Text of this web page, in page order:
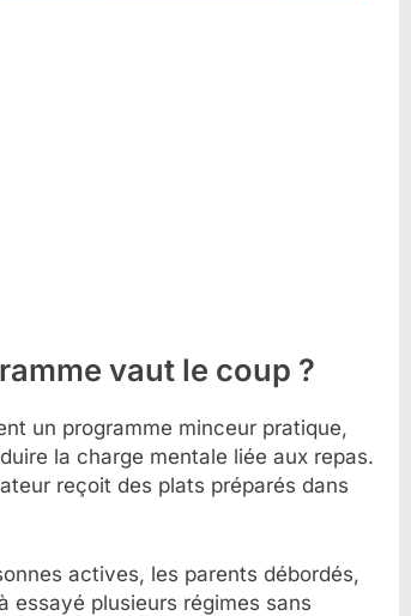
vaut le coup ?
un programme minceur pratique,
la charge mentale liée aux repas.
reçoit des plats préparés dans
actives, les parents débordés,
essayé plusieurs régimes sans